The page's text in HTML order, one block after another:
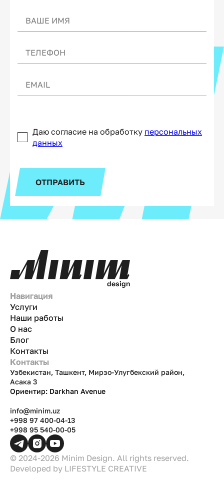
Даю согласие на обработку персональных
данных
ОТПРАВИТЬ
design
Навигация
Услуги
Наши работы
О нас
Блог
Контакты
Контакты
Узбекистан, Ташкент, Мирзо-Улугбекский район,
Асака 3
Ориентир: Darkhan Avenue
info@minim.uz
+998 97 400-04-13
+998 95 540-00-05
© 2024-2026 Minim Design. All rights reserved.
Developed by LIFESTYLE CREATIVE